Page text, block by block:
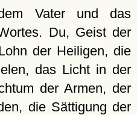
Vater und das
Du, Geist der
der Heiligen, die
das Licht in der
der Armen, der
die Sättigung der